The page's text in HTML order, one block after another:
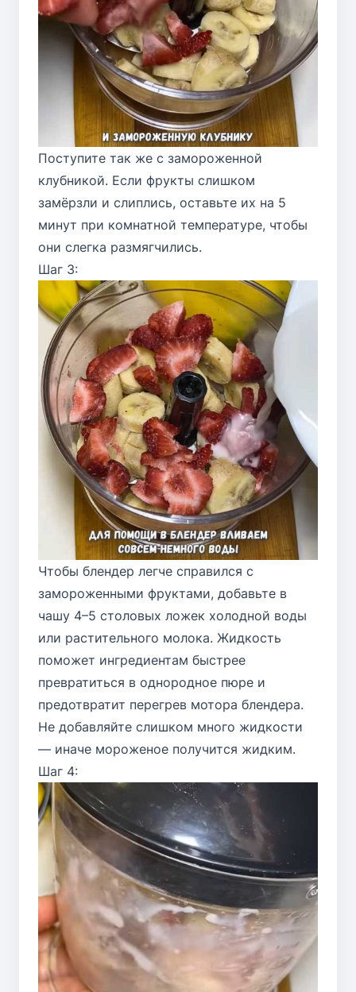
Поступите так же с замороженной
клубникой. Если фрукты слишком
замёрзли и слиплись, оставьте их на 5
минут при комнатной температуре, чтобы
они слегка размягчились.
Шаг 3:
Чтобы блендер легче справился с
замороженными фруктами, добавьте в
чашу 4–5 столовых ложек холодной воды
или растительного молока. Жидкость
поможет ингредиентам быстрее
превратиться в однородное пюре и
предотвратит перегрев мотора блендера.
Не добавляйте слишком много жидкости
— иначе мороженое получится жидким.
Шаг 4: